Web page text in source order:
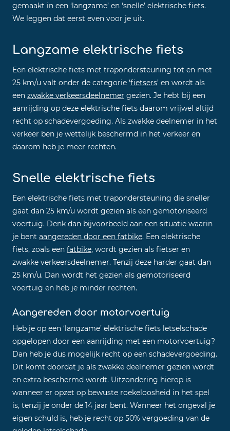
gemaakt in een ‘langzame’ en ‘snelle’ elektrische fiets.
We leggen dat eerst even voor je uit.
Langzame elektrische fiets
Een elektrische fiets met trapondersteuning tot en met
25 km/u valt onder de categorie ‘fietsers’ en wordt als
een zwakke verkeersdeelnemer gezien. Je hebt bij een
aanrijding op deze elektrische fiets daarom vrijwel altijd
recht op schadevergoeding. Als zwakke deelnemer in het
verkeer ben je wettelijk beschermd in het verkeer en
daarom heb je meer rechten.
Snelle elektrische fiets
Een elektrische fiets met trapondersteuning die sneller
gaat dan 25 km/u wordt gezien als een gemotoriseerd
voertuig. Denk dan bijvoorbeeld aan een situatie waarin
je bent aangereden door een fatbike. Een elektrische
fiets, zoals een fatbike, wordt gezien als fietser en
zwakke verkeersdeelnemer. Tenzij deze harder gaat dan
25 km/u. Dan wordt het gezien als gemotoriseerd
voertuig en heb je minder rechten.
Aangereden door motorvoertuig
Heb je op een ‘langzame’ elektrische fiets letselschade
opgelopen door een aanrijding met een motorvoertuig?
Dan heb je dus mogelijk recht op een schadevergoeding.
Dit komt doordat je als zwakke deelnemer gezien wordt
en extra beschermd wordt. Uitzondering hierop is
wanneer er opzet op bewuste roekeloosheid in het spel
is, tenzij je onder de 14 jaar bent. Wanneer het ongeval je
eigen schuld is, heb je recht op 50% vergoeding van de